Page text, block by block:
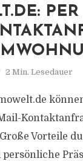
PER
2 Min. Lesedauer
Vorteile